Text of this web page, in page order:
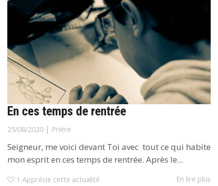
En ces temps de rentrée
25/08/2020 | Prière
Seigneur, me voici devant Toi avec tout ce qui habite
mon esprit en ces temps de rentrée. Après le...
1 Apprécie cette actualité En lire plus